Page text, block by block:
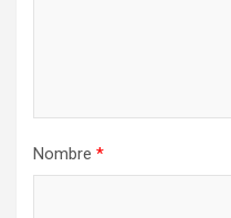
Nombre *